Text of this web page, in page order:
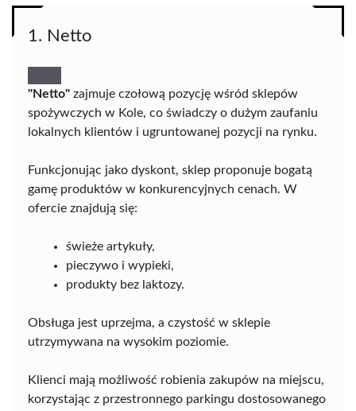
1. Netto
"Netto" zajmuje czołową pozycję wśród sklepów
spożywczych w Kole, co świadczy o dużym zaufaniu
lokalnych klientów i ugruntowanej pozycji na rynku.
Funkcjonując jako dyskont, sklep proponuje bogatą
gamę produktów w konkurencyjnych cenach. W
ofercie znajdują się:
świeże artykuły,
pieczywo i wypieki,
produkty bez laktozy.
Obsługa jest uprzejma, a czystość w sklepie
utrzymywana na wysokim poziomie.
Klienci mają możliwość robienia zakupów na miejscu,
korzystając z przestronnego parkingu dostosowanego